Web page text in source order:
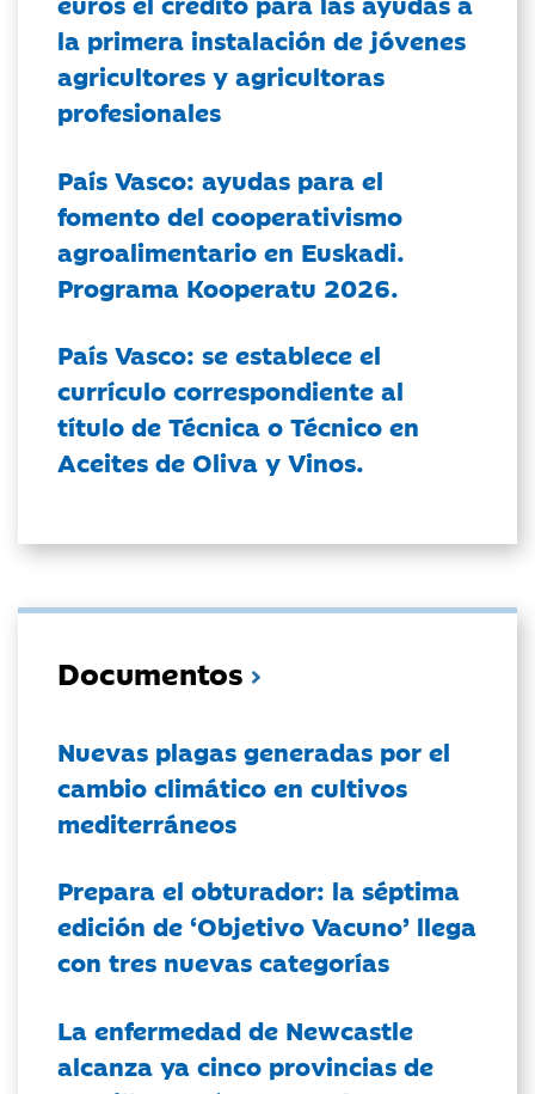
la primera instalación de jóvenes
agricultores y agricultoras
profesionales
País Vasco: ayudas para el
fomento del cooperativismo
agroalimentario en Euskadi.
Programa Kooperatu 2026.
País Vasco: se establece el
currículo correspondiente al
título de Técnica o Técnico en
Aceites de Oliva y Vinos.
Documentos
Nuevas plagas generadas por el
cambio climático en cultivos
mediterráneos
Prepara el obturador: la séptima
edición de ‘Objetivo Vacuno’ llega
con tres nuevas categorías
La enfermedad de Newcastle
alcanza ya cinco provincias de